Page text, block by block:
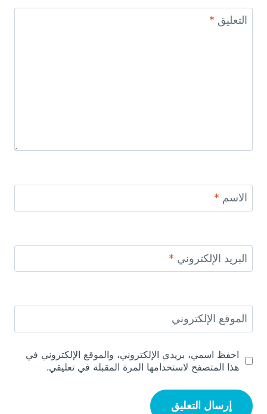
التعليق *
الاسم *
البريد الإلكتروني *
الموقع الإلكتروني
احفظ اسمي، بريدي الإلكتروني، والموقع الإلكتروني في
هذا المتصفح لاستخدامها المرة المقبلة في تعليقي.